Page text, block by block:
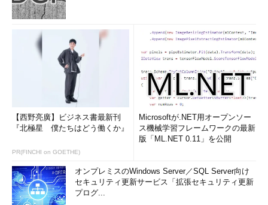
【西野亮廣】ビジネス書最新刊
『北極星 僕たちはどう働くか』
PR(FINCHI on GOETHE)
Microsoftが.NET用オープンソー
ス機械学習フレームワークの最新
版「ML.NET 0.11」を公開
オンプレミスのWindows Server／SQL Server向け
セキュリティ更新サービス「拡張セキュリティ更新
プログ...